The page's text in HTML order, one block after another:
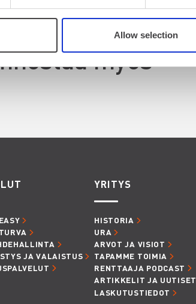
Allow selection
myös
JA VALAISTUS
YRITYS
HISTORIA
URA
ARVOT JA VISIOT
TAPAMME TOIMIA
RENTTAAJA PODCAST
ARTIKKELIT JA UUTISET
LASKUTUSTIEDOT